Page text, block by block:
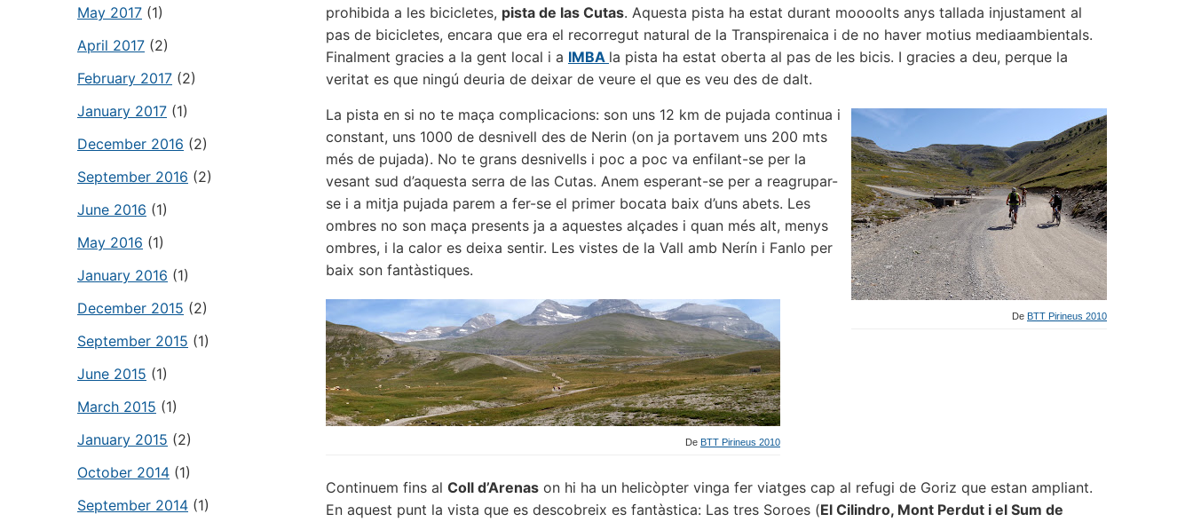
May 2017 (1)
April 2017 (2)
February 2017 (2)
January 2017 (1)
December 2016 (2)
September 2016 (2)
June 2016 (1)
May 2016 (1)
January 2016 (1)
December 2015 (2)
September 2015 (1)
June 2015 (1)
March 2015 (1)
January 2015 (2)
October 2014 (1)
September 2014 (1)
prohibida a les bicicletes, pista de las Cutas. Aquesta pista ha estat durant moooolts anys tallada injustament al
pas de bicicletes, encara que era el recorregut natural de la Transpirenaica i de no haver motius mediaambientals.
Finalment gracies a la gent local i a IMBA la pista ha estat oberta al pas de les bicis. I gracies a deu, perque la
veritat es que ningú deuria de deixar de veure el que es veu des de dalt.
De BTT Pirineus 2010
La pista en si no te maça complicacions: son uns 12 km de pujada continua i
constant, uns 1000 de desnivell des de Nerin (on ja portavem uns 200 mts
més de pujada). No te grans desnivells i poc a poc va enfilant-se per la
vesant sud d’aquesta serra de las Cutas. Anem esperant-se per a reagrupar-
se i a mitja pujada parem a fer-se el primer bocata baix d’uns abets. Les
ombres no son maça presents ja a aquestes alçades i quan més alt, menys
ombres, i la calor es deixa sentir. Les vistes de la Vall amb Nerín i Fanlo per
baix son fantàstiques.
De BTT Pirineus 2010
Continuem fins al Coll d’Arenas on hi ha un helicòpter vinga fer viatges cap al refugi de Goriz que estan ampliant.
En aquest punt la vista que es descobreix es fantàstica: Las tres Soroes (El Cilindro, Mont Perdut i el Sum de